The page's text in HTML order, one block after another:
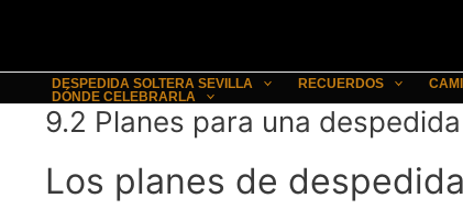
DESPEDIDA SOLTERA SEVILLA RECUERDOS
DÓNDE CELEBRARLA
9.2 Planes para una
Los planes de